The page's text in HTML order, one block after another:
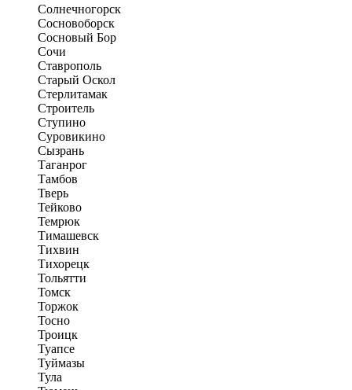
Солнечногорск
Сосновоборск
Сосновый Бор
Сочи
Ставрополь
Старый Оскол
Стерлитамак
Строитель
Ступино
Суровикино
Сызрань
Таганрог
Тамбов
Тверь
Тейково
Темрюк
Тимашевск
Тихвин
Тихорецк
Тольятти
Томск
Торжок
Тосно
Троицк
Туапсе
Туймазы
Тула